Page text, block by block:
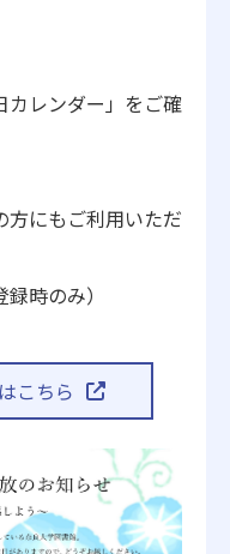
レンダー」をご確
にもご利用いただ
時のみ）
こちら